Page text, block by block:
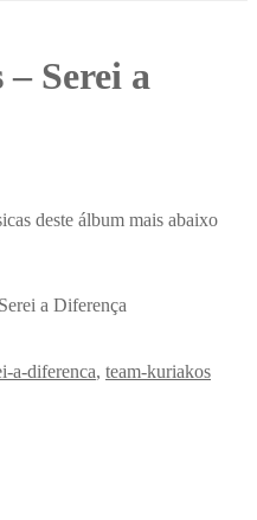
Serei a
deste álbum mais abaixo
a Diferença
a-diferenca, team-kuriakos